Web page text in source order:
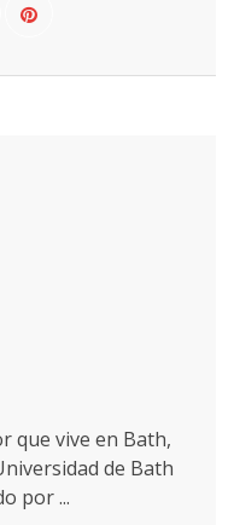
que vive en Bath,
de Bath
por ...